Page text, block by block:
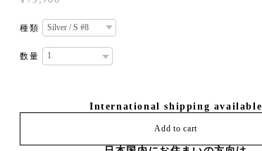
種類
数量
International shipping available
Add to cart